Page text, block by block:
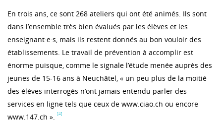
En trois ans, ce sont 268 ateliers qui ont été animés. Ils sont
dans l’ensemble très bien évalués par les élèves et les
enseignant·e·s, mais ils restent donnés au bon vouloir des
établissements. Le travail de prévention à accomplir est
énorme puisque, comme le signale l’étude menée auprès des
jeunes de 15-16 ans à Neuchâtel, « un peu plus de la moitié
des élèves interrogés n’ont jamais entendu parler des
services en ligne tels que ceux de www.ciao.ch ou encore
www.147.ch ». [4]